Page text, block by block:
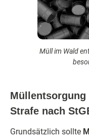
Müll im Wald
Müllentsorgung
Strafe nach
Grundsätzlich sollte